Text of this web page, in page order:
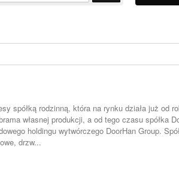
spółką rodzinną, która na rynku działa już od
własnej produkcji, a od tego czasu spółka
holdingu wytwórczego DoorHan Group.
drzw...